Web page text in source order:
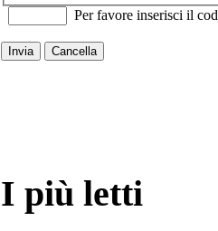
Per favore inserisci il
Invia Cancella
I più letti